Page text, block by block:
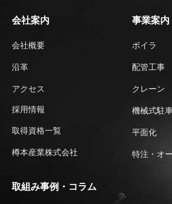
会社案内
会社概要
沿革
アクセス
採用情報
取得資格一覧
樽本産業株式会社
事業案内
ボイラ
配管工事
クレーン
機械式駐
平⾯化
特注・オ
取組み事例・コラム